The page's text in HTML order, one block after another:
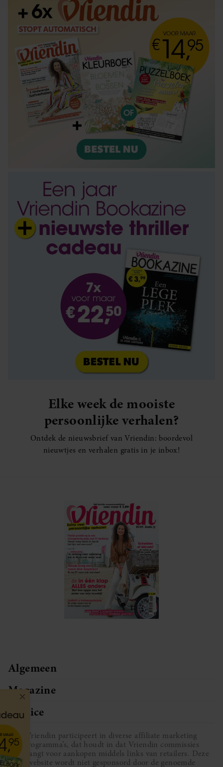
en om ons websiteverkeer te analyseren. Ook delen we
informatie over uw gebruik van onze site met onze
partners voor social media, adverteren en analyse. Deze
partners kunnen deze gegevens combineren met andere
informatie die u aan ze heeft verstrekt of die ze hebben
verzameld op basis van uw gebruik van hun services. U
gaat akkoord met onze cookies als u onze website blijft
gebruiken.
Elke week de mooiste
persoonlijke verhalen?
Ontdek de nieuwsbrief van Vriendin: boordevol
nieuwtjes en verhalen gratis in je inbox!
Algemeen
Magazine
Service
Vriendin participeert in diverse affiliate marketing
programma’s, dat houdt in dat Vriendin commissies
ontvangt voor aankopen middels links van retailers. Deze
website wordt niet gesponsord door de genoemde